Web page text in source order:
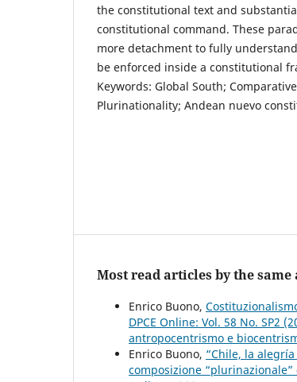
the constitutional text and
constitutional command. These
more detachment to fully
be enforced inside a constitutional
Keywords: Global South;
Plurinationality; Andean nuevo
Most read articles by the
Enrico Buono,
DPCE Online: Vol. 58 No. SP2
antropocentrismo e
Enrico Buono, “Chile, la
composizione